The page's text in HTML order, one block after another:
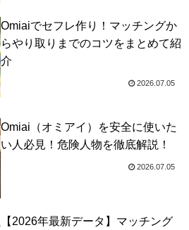
Omiaiでセフレ作り！マッチングか
らやり取りまでのコツをまとめて紹
介
2026.07.05
Omiai（オミアイ）を安全に使いた
い人必見！危険人物を徹底解説！
2026.07.05
【2026年最新データ】マッチング